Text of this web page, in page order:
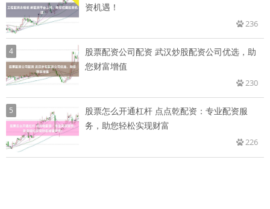
资机遇！
236
4
股票配资公司配资 武汉炒股配资公司优选，助
您财富增值
230
5
股票怎么开通杠杆 点点乾配资：专业配资服
务，助您轻松实现财富
226